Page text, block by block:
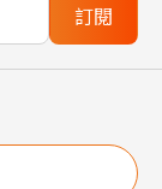
訂閱